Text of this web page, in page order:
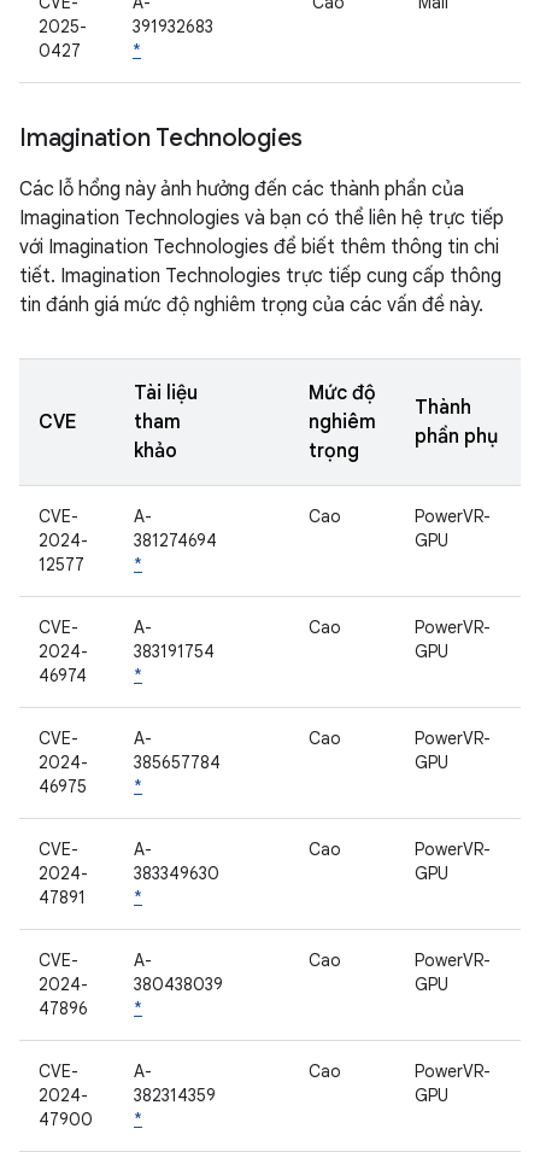
2025-
0427
391932683
*
Imagination Technologies
Các lỗ hổng này ảnh hưởng đến các thành phần của
Imagination Technologies và bạn có thể liên hệ trực tiếp
với Imagination Technologies để biết thêm thông tin chi
tiết. Imagination Technologies trực tiếp cung cấp thông
tin đánh giá mức độ nghiêm trọng của các vấn đề này.
CVE
Tài liệu
tham
khảo
Mức độ
nghiêm
trọng
Thành
phần phụ
CVE-
2024-
12577
A-
381274694
*
Cao
PowerVR-
GPU
CVE-
2024-
46974
A-
383191754
*
Cao
PowerVR-
GPU
CVE-
2024-
46975
A-
385657784
*
Cao
PowerVR-
GPU
CVE-
2024-
47891
A-
383349630
*
Cao
PowerVR-
GPU
CVE-
2024-
47896
A-
380438039
*
Cao
PowerVR-
GPU
CVE-
2024-
47900
A-
382314359
*
Cao
PowerVR-
GPU